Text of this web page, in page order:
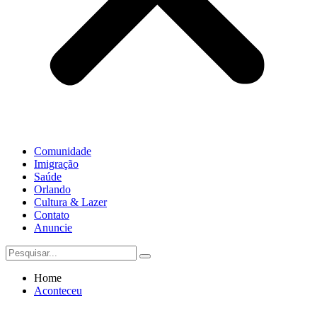
Comunidade
Imigração
Saúde
Orlando
Cultura & Lazer
Contato
Anuncie
Home
Aconteceu